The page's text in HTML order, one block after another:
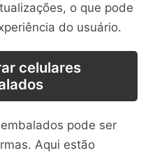
o que pode
do usuário.
celulares
pode ser
Aqui estão